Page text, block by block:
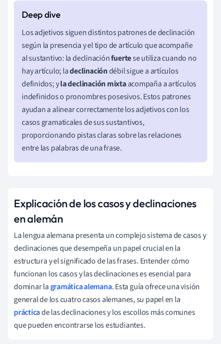
Los adjetivos siguen distintos patrones de declinación
según la presencia y el tipo de artículo que acompañe
al sustantivo: la declinaciónfuertese utiliza cuando no
hay artículo; ladeclinacióndébil sigue a artículos
definidos; yla declinación mixtaacompaña a artículos
indefinidos o pronombres posesivos. Estos patrones
ayudan a alinear correctamente los adjetivos con los
casos gramaticales de sus sustantivos,
proporcionando pistas claras sobre las relaciones
entre las palabras de una frase.
Explicación de los casos y declinaciones
en alemán
La lengua alemana presenta un complejo sistema de casos y
declinaciones que desempeña un papel crucial en la
estructura y el significado de las frases. Entender cómo
funcionan los casos y las declinaciones es esencial para
dominar la gramática alemana. Esta guía ofrece una visión
general de los cuatro casos alemanes, su papel en la
prácticade las declinaciones y los escollos más comunes
que pueden encontrarse los estudiantes.